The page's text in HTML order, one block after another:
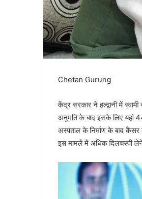
Chetan Gurung
केंद्र सरकार ने हल्द्वानी में
अनुमति के बाद इसके लिए यहां
अस्पताल के निर्माण के बाद
इस मामले में अधिक दिलचस्पी